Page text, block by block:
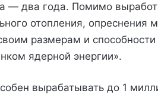
— два года. Помимо
отопления, опреснения
размерам и способности
ядерной энергии».
вырабатывать до 1